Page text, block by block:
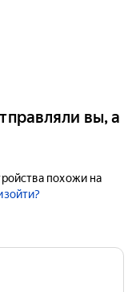
вы, а
похожи на